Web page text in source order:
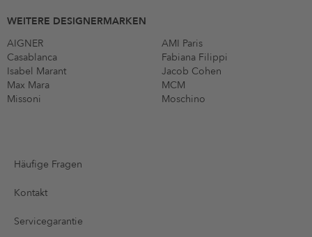
WEITERE DESIGNERMARKEN
AIGNER
AMI Paris
Casablanca
Fabiana Filippi
Isabel Marant
Jacob Cohen
Max Mara
MCM
Missoni
Moschino
Häufige Fragen
Kontakt
Servicegarantie